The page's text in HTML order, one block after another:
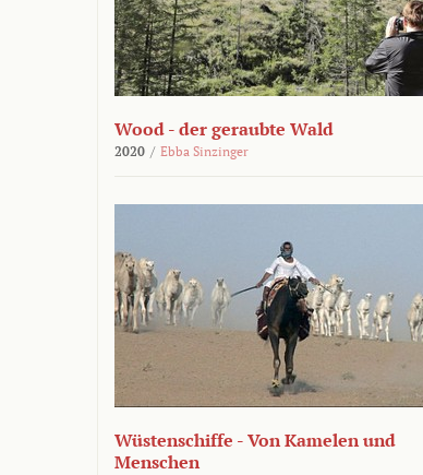
Wood - der geraubte Wald
2020 / Ebba Sinzinger
Wüstenschiffe - Von Kamelen und
Menschen